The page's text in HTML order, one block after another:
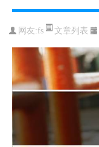
网友:fs 文章列表